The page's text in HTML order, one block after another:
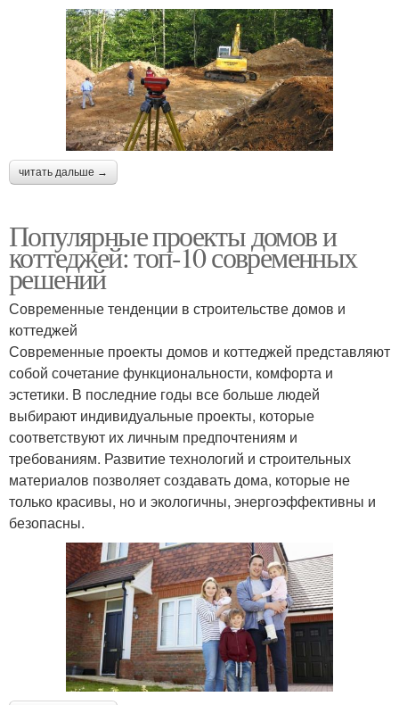
читать дальше →
Популярные проекты домов и
коттеджей: топ-10 современных
решений
Современные тенденции в строительстве домов и
коттеджей
Современные проекты домов и коттеджей представляют
собой сочетание функциональности, комфорта и
эстетики. В последние годы все больше людей
выбирают индивидуальные проекты, которые
соответствуют их личным предпочтениям и
требованиям. Развитие технологий и строительных
материалов позволяет создавать дома, которые не
только красивы, но и экологичны, энергоэффективны и
безопасны.